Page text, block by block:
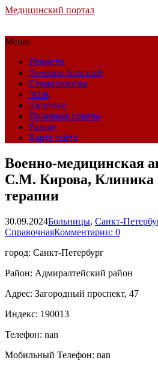
Медицинский портал
Меню
Новости
Лечение болезней
Стоматология
ЗОЖ
Здоровье
Полезные советы
Разное
Карта сайта
Военно-медицинская
С.М. Кирова, Клиника
терапии
30.09.2024Больницы, Санкт-
СправочнаяКомментарии: 0
город: Санкт-Петербург
Район: Адмиралтейский район
Адрес: Загородный проспект, 47
Индекс: 190013
Телефон: nan
Мобильный Телефон: nan